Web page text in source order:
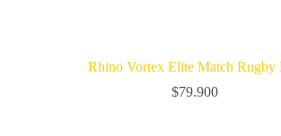
Rhino Vortex Elite Match Rugby
$79.900